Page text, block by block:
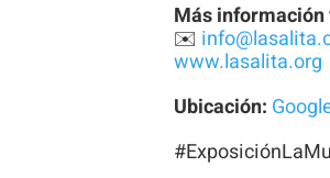
Más información
✉️
www.lasalita.org
Ubicación: